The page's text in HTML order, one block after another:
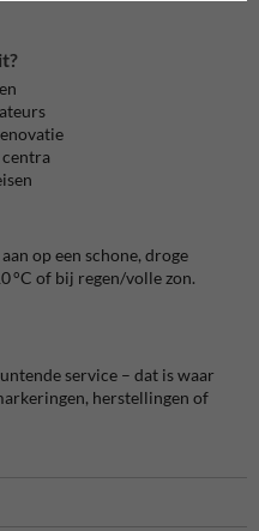
op een schone, droge
°C of bij regen/volle zon.
service – dat is waar
herstellingen of